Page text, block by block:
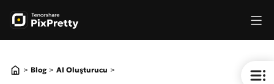
> Blog > AI Oluşturucu >